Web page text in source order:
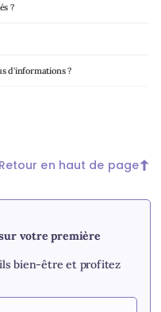
?
d'informations ?
Retour en haut de page
votre première
bien-être et profitez